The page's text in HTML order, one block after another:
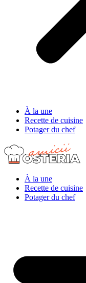
À la une
Recette de cuisine
Potager du chef
À la une
Recette de cuisine
Potager du chef